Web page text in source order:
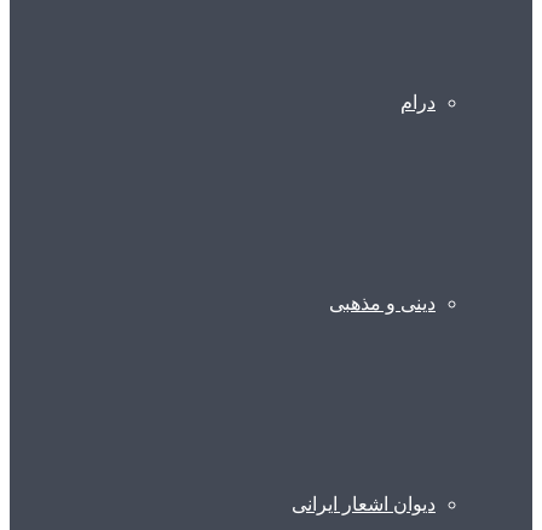
درام
دینی و مذهبی
دیوان اشعار ایرانی